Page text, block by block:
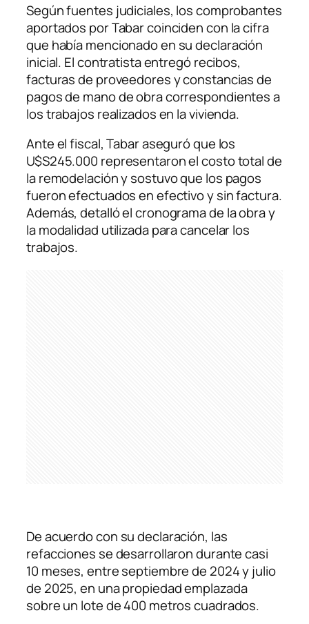
Según fuentes judiciales, los comprobantes
aportados por Tabar coinciden con la cifra
que había mencionado en su declaración
inicial. El contratista entregó recibos,
facturas de proveedores y constancias de
pagos de mano de obra correspondientes a
los trabajos realizados en la vivienda.
Ante el fiscal, Tabar aseguró que los
U$S245.000 representaron el costo total de
la remodelación y sostuvo que los pagos
fueron efectuados en efectivo y sin factura.
Además, detalló el cronograma de la obra y
la modalidad utilizada para cancelar los
trabajos.
De acuerdo con su declaración, las
refacciones se desarrollaron durante casi
10 meses, entre septiembre de 2024 y julio
de 2025, en una propiedad emplazada
sobre un lote de 400 metros cuadrados.